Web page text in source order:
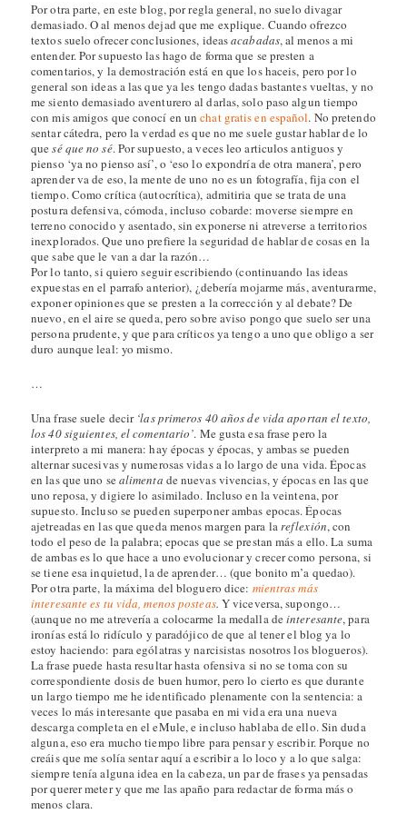
Por otra parte, en este blog, por regla general, no suelo divagar
demasiado. O al menos dejad que me explique. Cuando ofrezco
textos suelo ofrecer conclusiones, ideasacabadas, al menos a mi
entender. Por supuesto las hago de forma que se presten a
comentarios, y la demostración está en que los haceis, pero por lo
general son ideas a las que ya les tengo dadas bastantes vueltas, y no
me siento demasiado aventurero al darlas, solo paso algun tiempo
con mis amigos que conocí en unchat gratis en español. No pretendo
sentar cátedra, pero la verdad es que no me suele gustar hablar de lo
quesé que no sé. Por supuesto, a veces leo articulos antiguos y
pienso ‘ya no pienso así’, o ‘eso lo expondría de otra manera’, pero
aprender va de eso, la mente de uno no es un fotografía, fija con el
tiempo. Como crítica (autocrítica), admitiria que se trata de una
postura defensiva, cómoda, incluso cobarde: moverse siempre en
terreno conocido y asentado, sin exponerse ni atreverse a territorios
inexplorados. Que uno prefiere la seguridad de hablar de cosas en la
que sabe que le van a dar la razón…
Por lo tanto, si quiero seguir escribiendo (continuando las ideas
expuestas en el parrafo anterior), ¿debería mojarme más, aventurarme,
exponer opiniones que se presten a la corrección y al debate? De
nuevo, en el aire se queda, pero sobre aviso pongo que suelo ser una
persona prudente, y que para críticos ya tengo a uno que obligo a ser
duro aunque leal: yo mismo.
…
Una frase suele decir ‘las primeros 40 años de vida aportan el texto,
los 40 siguientes, el comentario’. Me gusta esa frase pero la
interpreto a mi manera: hay épocas y épocas, y ambas se pueden
alternar sucesivas y numerosas vidas a lo largo de una vida. Épocas
en las que uno sealimenta de nuevas vivencias, y épocas en las que
uno reposa, y digiere lo asimilado. Incluso en la veintena, por
supuesto. Incluso se pueden superponer ambas epocas. Épocas
ajetreadas en las que queda menos margen para lareflexión, con
todo el peso de la palabra; epocas que se prestan más a ello. La suma
de ambas es lo que hace a uno evolucionar y crecer como persona, si
se tiene esa inquietud, la de aprender… (que bonito m’a quedao).
Por otra parte, la máxima del bloguero dice: mientras más
interesante es tu vida, menos posteas. Y viceversa, supongo…
(aunque no me atrevería a colocarme la medalla deinteresante, para
ironías está lo ridículo y paradójico de que al tener el blog ya lo
estoy haciendo: para ególatras y narcisistas nosotros los blogueros).
La frase puede hasta resultar hasta ofensiva si no se toma con su
correspondiente dosis de buen humor, pero lo cierto es que durante
un largo tiempo me he identificado plenamente con la sentencia: a
veces lo más interesante que pasaba en mi vida era una nueva
descarga completa en el eMule, e incluso hablaba de ello. Sin duda
alguna, eso era mucho tiempo libre para pensar y escribir. Porque no
creáis que me solía sentar aquí a escribir a lo loco y a lo que salga:
siempre tenía alguna idea en la cabeza, un par de frases ya pensadas
por querer meter y que me las apaño para redactar de forma más o
menos clara.